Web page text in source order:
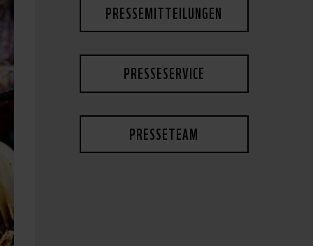
PRESSEMITTEILUNGEN
PRESSESERVICE
PRESSETEAM